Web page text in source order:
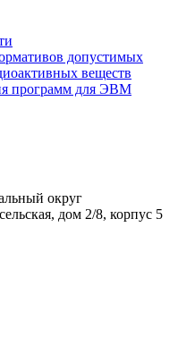
допустимых
веществ
программ для ЭВМ
округ
дом 2/8, корпус 5